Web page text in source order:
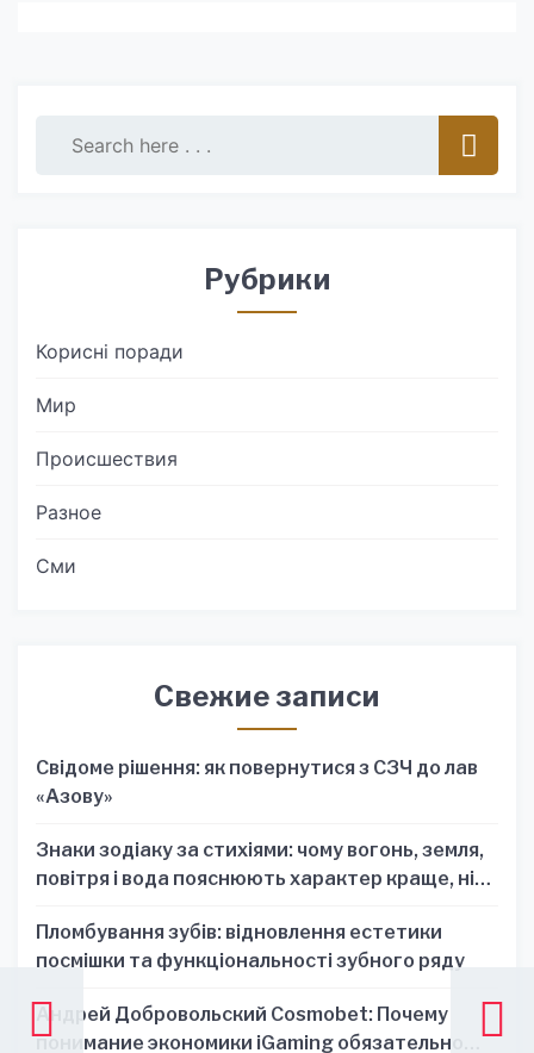
Рубрики
Корисні поради
Мир
Происшествия
Разное
Сми
Свежие записи
Свідоме рішення: як повернутися з СЗЧ до лав
«Азову»
Знаки зодіаку за стихіями: чому вогонь, земля,
повітря і вода пояснюють характер краще, ніж
Пломбування зубів: відновлення естетики
посмішки та функціональності зубного ряду
Андрей Добровольский Cosmobet: Почему
понимание экономики iGaming обязательно